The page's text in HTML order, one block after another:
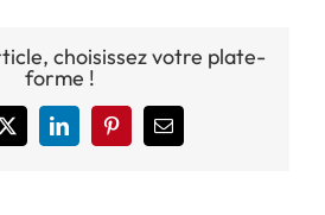
choisissez votre plate-
forme !
X LinkedInPinterestEmail